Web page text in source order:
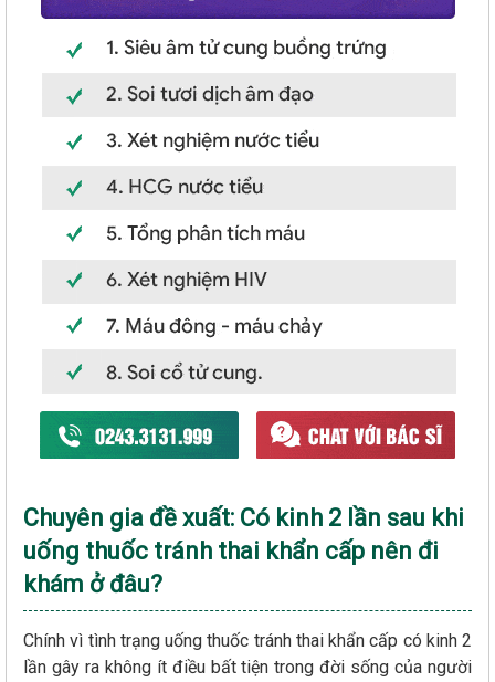
Chuyên gia đề xuất: Có kinh 2 lần sau khi
uống thuốc tránh thai khẩn cấp nên đi
khám ở đâu?
Chính vì tình trạng uống thuốc tránh thai khẩn cấp có kinh 2
lần gây ra không ít điều bất tiện trong đời sống của người